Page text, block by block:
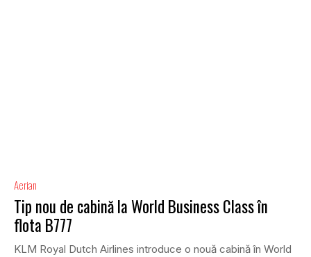
Aerian
Tip nou de cabină la World Business Class în
flota B777
KLM Royal Dutch Airlines introduce o nouă cabină în World